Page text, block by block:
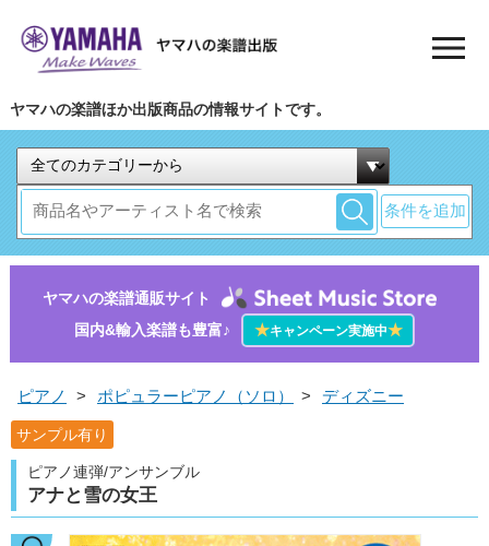
ヤマハの楽譜ほか出版商品の情報サイトです。
条件を追加
ヤマハの楽譜通販サイト
国内&輸入楽譜も豊富♪
★キャンペーン実施中★
ピアノ > ポピュラーピアノ（ソロ） > ディズニー
サンプル有り
ピアノ連弾/アンサンブル
アナと雪の女王